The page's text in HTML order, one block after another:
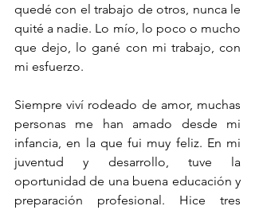
quedé con el trabajo de otros, nunca le
quité a nadie. Lo mío, lo poco o mucho
que dejo, lo gané con mi trabajo, con
mi esfuerzo.
Siempre viví rodeado de amor, muchas
personas me han amado desde mi
infancia, en la que fui muy feliz. En mi
juventud y desarrollo, tuve la
oportunidad de una buena educación y
preparación profesional. Hice tres